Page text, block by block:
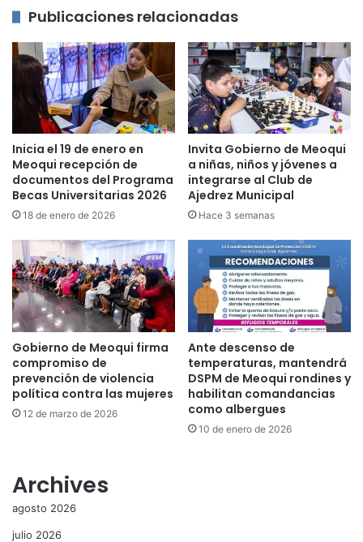
Publicaciones relacionadas
Inicia el 19 de enero en
Meoqui recepción de
documentos del Programa
Becas Universitarias 2026
18 de enero de 2026
Invita Gobierno de Meoqui
a niñas, niños y jóvenes a
integrarse al Club de
Ajedrez Municipal
Hace 3 semanas
Gobierno de Meoqui firma
compromiso de
prevención de violencia
política contra las mujeres
12 de marzo de 2026
Ante descenso de
temperaturas, mantendrá
DSPM de Meoqui rondines y
habilitan comandancias
como albergues
10 de enero de 2026
Archives
agosto 2026
julio 2026